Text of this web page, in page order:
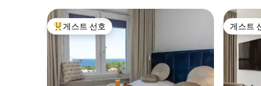
상위 게스트 선호
게스트 선호 게스트
게스트